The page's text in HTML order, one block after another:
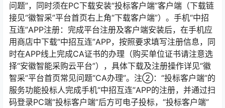
问题”，同时须在PC下载安装“投标客户端”客户端（下载链
接见“徽智采”平台首页右上角“下载客户端”）。手机“中招
互连”APP注册：完成平台注册及客户端安装后，在手机应
用商店中下载“中招互连”APP，按照要求填写注册信息，同
时在APP线上完成CA证书的办理（购买单位证书请注意选
择“安徽智能采购云平台”），具体下载及注册操作详见“徽
智采”平台首页常见问题“CA办理”。注②：“投标客户端”的
服务功能投标人完成手机“中招互连”APP的注册，并通过扫
码登录PC端“投标客户端”后方可电子投标，“投标客户端”